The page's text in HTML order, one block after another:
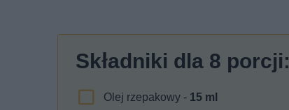
Składniki dla 8 porcji:
Olej rzepakowy - 15 ml